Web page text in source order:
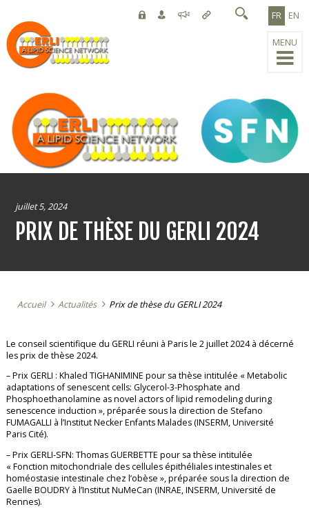
FR EN
Compte
annonces
utiles
MENU
juillet 5, 2024
PRIX DE THÈSE DU GERLI 2024
Accueil Actualités Prix de thèse du GERLI 2024
Le conseil scientifique du GERLI réuni à Paris le 2 juillet 2024 à décerné
les prix de thèse 2024.
– Prix GERLI : Khaled TIGHANIMINE pour sa thèse intitulée « Metabolic
adaptations of senescent cells: Glycerol-3-Phosphate and
Phosphoethanolamine as novel actors of lipid remodeling during
senescence induction », préparée sous la direction de Stefano
FUMAGALLI à l’Institut Necker Enfants Malades (INSERM, Université
Paris Cité).
– Prix GERLI-SFN: Thomas GUERBETTE pour sa thèse intitulée
« Fonction mitochondriale des cellules épithéliales intestinales et
homéostasie intestinale chez l’obèse », préparée sous la direction de
Gaelle BOUDRY à l’Institut NuMeCan (INRAE, INSERM, Université de
Rennes).